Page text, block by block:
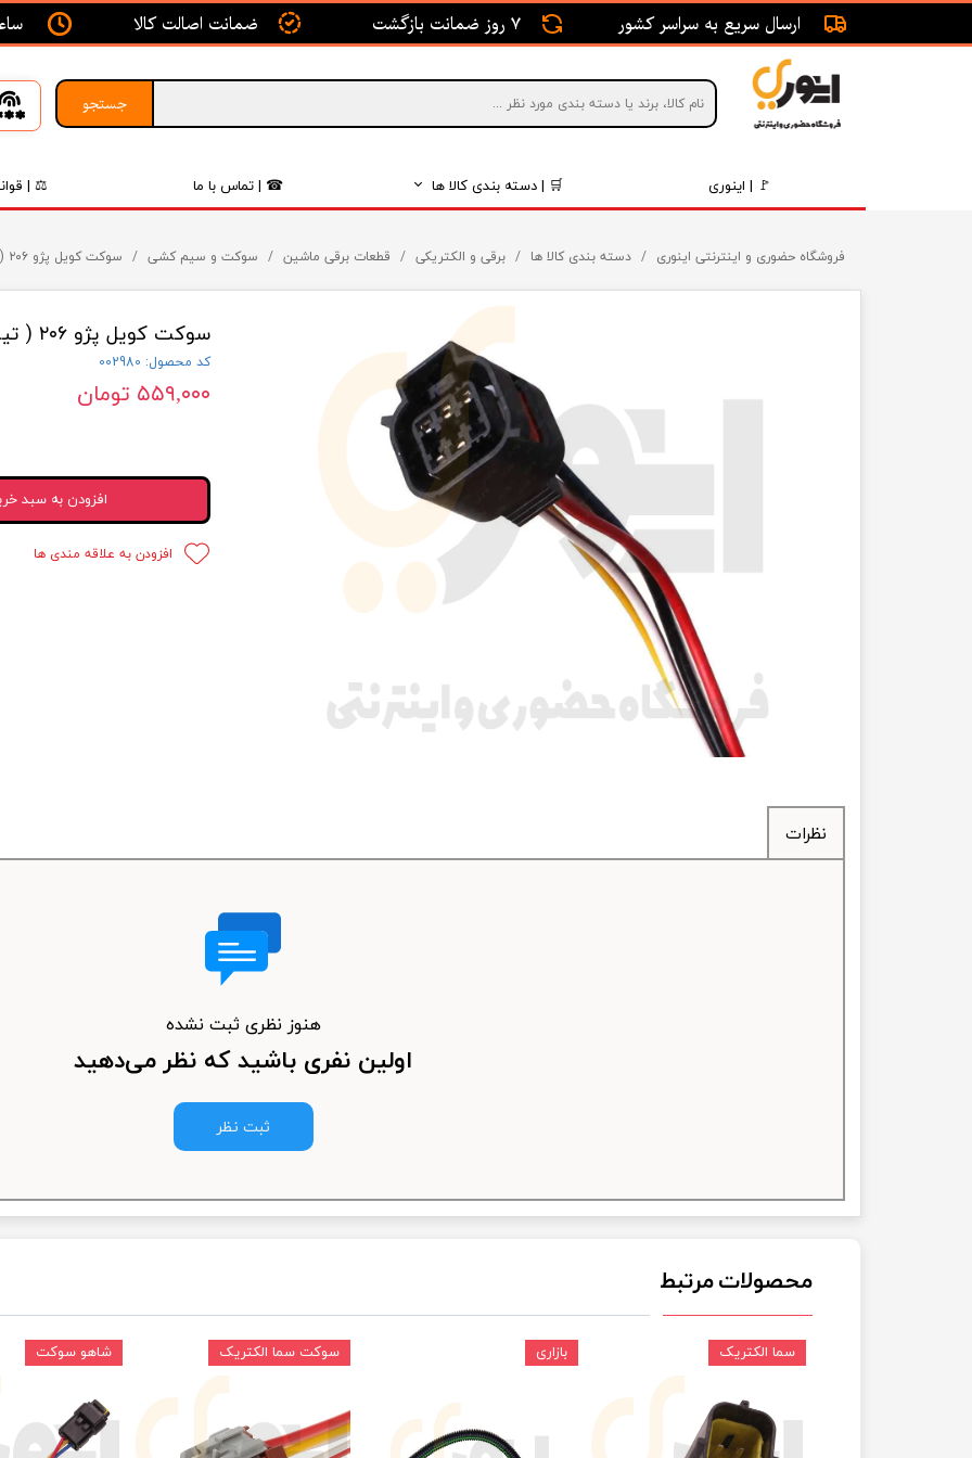
جستجو
🚩 | اینوری 🛒 | دسته بندی کالا ها
موتور و اگزوز
برقی و الکتریکی
رینگ و لاستیک
روغن و فیلتر
قطعات داخلی
انتقال قدرت
☎ | تماس با ما ⚖ |
ارسال سریع به سراسر کشور 7 روز ضمانت بازگشت ضمانت اصالت کالا
فروشگاه حضوری و اینترنتی اینوری دسته بندی کالا ها برقی و الکتریکی قطعات برقی ماشین سوکت و سیم کشی سوکت کویل پژو ۲۰۶ ( تیپ ۵ ، رانا ، SD ) سوکت سما الکتریک
سوکت کویل پژو ۲۰۶ ( تیپ ۵ ، رانا ، SD ) سوکت سما الکتریک
کد محصول: 002980
۵۵۹,۰۰۰ تومان
افزودن به سبد
افزودن به علاقه مندی ها
نظرات
هنوز نظری ثبت نشده
اولین نفری باشید که نظر می‌دهید
ثبت نظر
محصولات مرتبط
شاهو سوکت سوکت سما الکتریک بازاری سما الکتریک